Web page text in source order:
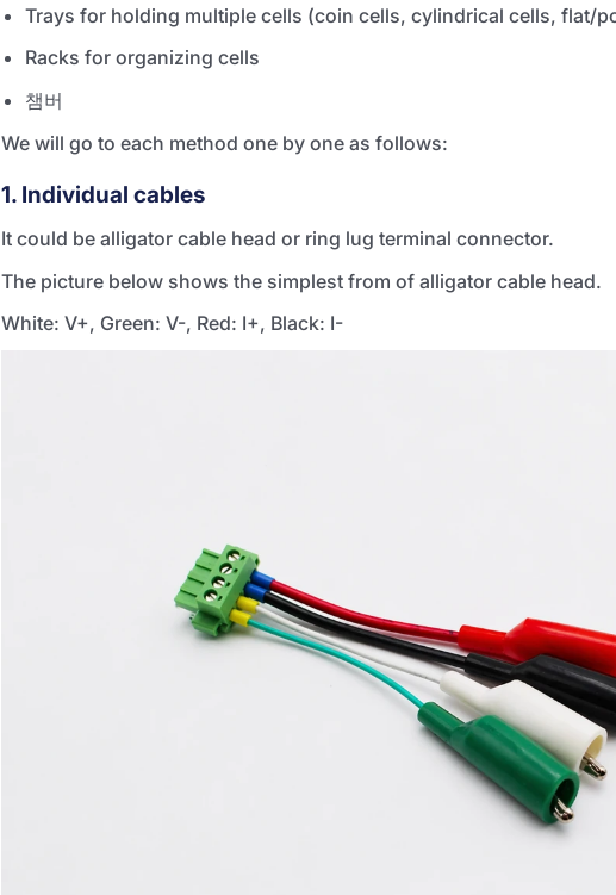
Trays for holding multiple cells (coin cells, cylindrical cells, flat/
Racks for organizing cells
챔버
We will go to each method one by one as follows:
1. Individual cables
It could be alligator cable head or ring lug terminal connector.
The picture below shows the simplest from of alligator cable head.
White: V+, Green: V-, Red: I+, Black: I-